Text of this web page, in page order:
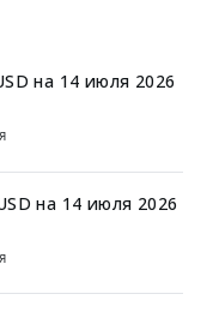
на 14 июля 2026
на 14 июля 2026